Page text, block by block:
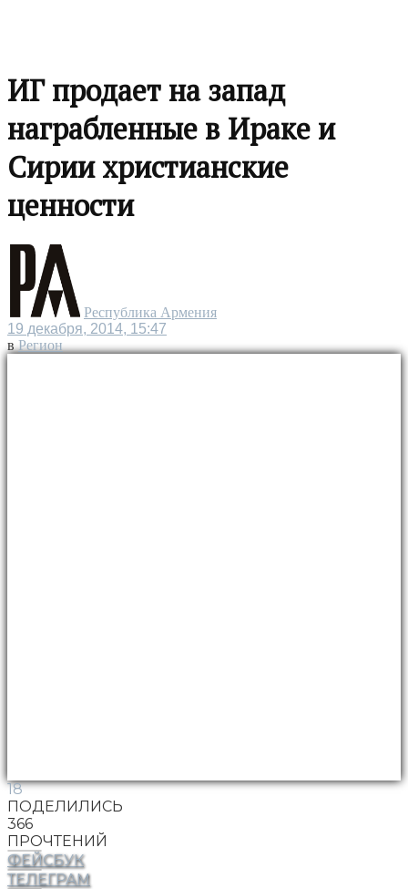
ИГ продает на запад
награбленные в Ираке и
Сирии христианские
ценности
Республика Армения
19 декабря, 2014, 15:47
в Регион
18
ПОДЕЛИЛИСЬ
366
ПРОЧТЕНИЙ
ФЕЙСБУК
ТЕЛЕГРАМ